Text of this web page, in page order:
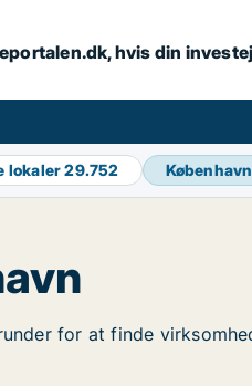
hvis din
lokaler29.752 København
for at finde